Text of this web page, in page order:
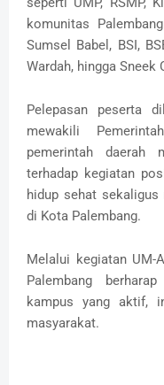
komunitas
Sumsel Babel, BSI,
Wardah, hingga Sneek
Pelepasan peserta
mewakili
pemerintah daerah
terhadap kegiatan
hidup sehat
di Kota Palembang.
Melalui kegiatan UM-
Palembang
kampus yang aktif,
masyarakat.